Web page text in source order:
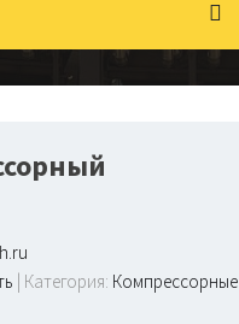
| Категория: Компрессорные